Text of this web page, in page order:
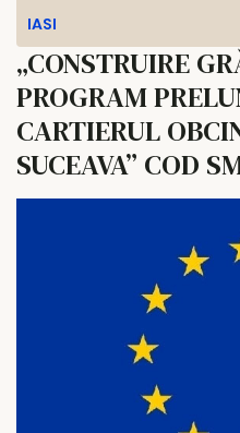
IASI
„CONSTRUIRE
PROGRAM
CARTIERUL
SUCEAVA” COD